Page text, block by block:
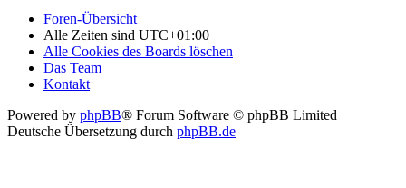
Foren-Übersicht
Alle Zeiten sind UTC+01:00
Alle Cookies des Boards löschen
Das Team
Kontakt
Powered by phpBB® Forum Software © phpBB Limited
Deutsche Übersetzung durch phpBB.de